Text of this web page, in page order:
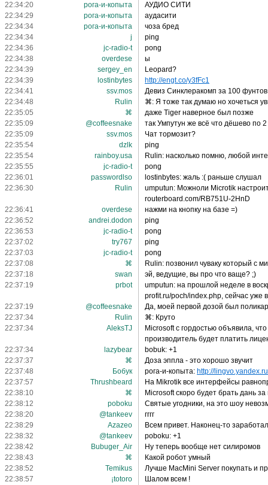
22:34:20
рога-и-копыта
АУДИО СИТИ
22:34:29
рога-и-копыта
аудасити
22:34:34
рога-и-копыта
чоза бред
22:34:34
j
ping
22:34:36
jc-radio-t
pong
22:34:38
overdese
ы
22:34:39
sergey_en
Leopard?
22:34:39
lostinbytes
http://engt.co/y3fFc1
22:34:41
ssv.mos
Девиз Синклеракомп за 100
22:34:48
Rulin
⌘: Я тоже так думаю но хочеться
22:35:05
⌘
даже Tiger наверное был позже
22:35:09
@coffeesnake
так Умпутун же всё что дёшево по 2
22:35:09
ssv.mos
Чат тормозит?
22:35:54
dzlk
ping
22:35:54
rainboy.usa
Rulin: насколько помню, любой
22:35:55
jc-radio-t
pong
22:36:01
passwordlso
lostinbytes: жаль :( раньше слушал
22:36:30
Rulin
umputun: Можноли Microtik
routerboard.com/RB751U-2HnD
22:36:41
overdese
нажми на кнопку на базе =)
22:36:52
andrei.dodon
ping
22:36:53
jc-radio-t
pong
22:37:02
try767
ping
22:37:03
jc-radio-t
pong
22:37:08
⌘
Rulin: позвонил чуваку который с
22:37:18
swan
эй, ведущие, вы про что ваще? ;)
22:37:19
prbot
umputun: на прошлой неделе в
profit.ru/poch/index.php, сейчас уже
22:37:19
@coffeesnake
Да, моей первой дозой был
22:37:34
Rulin
⌘: Круто
22:37:34
AleksTJ
Microsoft с гордостью объявила,
производитель будет платить
22:37:34
lazybear
bobuk: +1
22:37:37
⌘
Доза эппла - это хорошо звучит
22:37:48
Бобук рога-и-копыта: http://
22:37:57
Thrushbeard
На Mikrotik все интерфейсы
22:38:10
⌘
Microsoft скоро будет брать дань
22:38:12
poboku
Святые угодники, на это шоу
22:38:20
@tankeev
гггг
22:38:29
Azazeo
Всем привет. Наконец-то
22:38:32
@tankeev
poboku: +1
22:38:42
Bubuger_Air
Ну теперь вообще нет силиромов
22:38:43
⌘
Какой робот умный
22:38:52
Temikus
Лучше MacMini Server покупать и
22:38:57
¡totoro
Шалом всем !